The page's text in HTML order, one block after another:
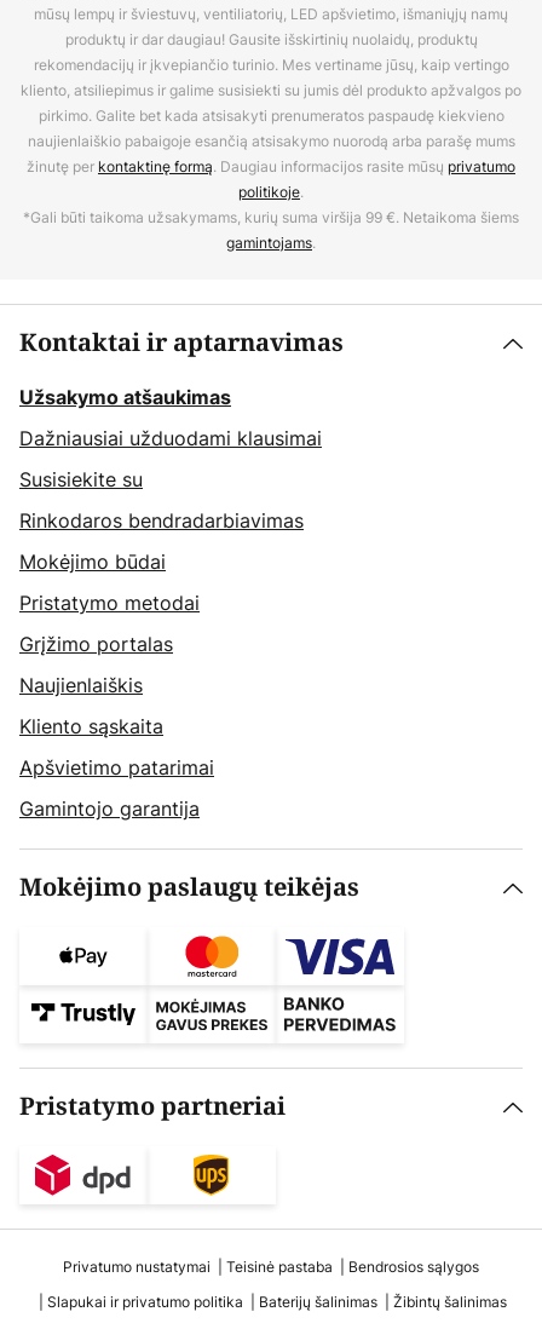
mūsų lempų ir šviestuvų, ventiliatorių, LED apšvietimo, išmaniųjų namų
produktų ir dar daugiau! Gausite išskirtinių nuolaidų, produktų
rekomendacijų ir įkvepiančio turinio. Mes vertiname jūsų, kaip vertingo
kliento, atsiliepimus ir galime susisiekti su jumis dėl produkto apžvalgos po
pirkimo. Galite bet kada atsisakyti prenumeratos paspaudę kiekvieno
naujienlaiškio pabaigoje esančią atsisakymo nuorodą arba parašę mums
žinutę per kontaktinę formą. Daugiau informacijos rasite mūsų privatumo
politikoje.
*Gali būti taikoma užsakymams, kurių suma viršija 99 €. Netaikoma šiems
gamintojams.
Kontaktai ir aptarnavimas
Užsakymo atšaukimas
Dažniausiai užduodami klausimai
Susisiekite su
Rinkodaros bendradarbiavimas
Mokėjimo būdai
Pristatymo metodai
Grįžimo portalas
Naujienlaiškis
Kliento sąskaita
Apšvietimo patarimai
Gamintojo garantija
Mokėjimo paslaugų teikėjas
Pristatymo partneriai
Privatumo nustatymai Teisinė pastaba
Bendrosios sąlygos
Slapukai ir privatumo politika
Baterijų šalinimas
Žibintų šalinimas